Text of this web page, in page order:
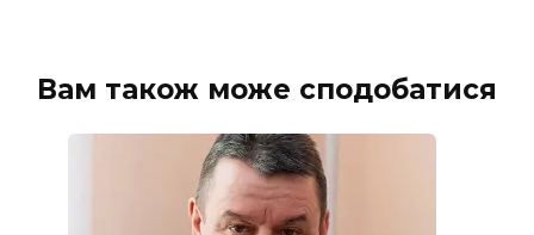
Вам також може сподобатися